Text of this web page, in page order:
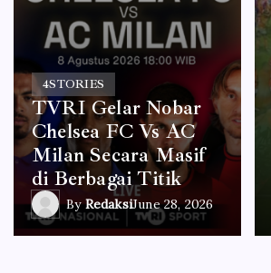
4STORIES
TVRI Gelar Nobar
Chelsea FC Vs AC
Milan Secara Masif
di Berbagai Titik
By RedaksiJune 28, 2026